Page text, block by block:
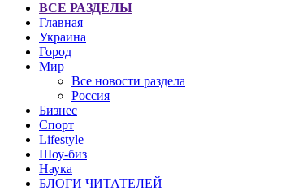
ВСЕ РАЗДЕЛЫ
Главная
Украина
Город
Мир
Все новости раздела
Россия
Бизнес
Спорт
Lifestyle
Шоу-биз
Наука
БЛОГИ ЧИТАТЕЛЕЙ